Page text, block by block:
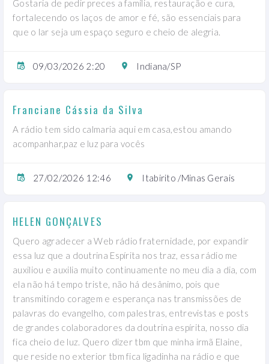
Gostaria de pedir preces a família, restauração e cura,
fortalecendo os laços de amor e fé, são essenciais para
que o lar seja um espaço seguro e cheio de alegria.
09/03/2026 2:20 Indiana/SP
Franciane Cássia da Silva
A rádio tem sido calmaria aqui em casa,estou amando
acompanhar,paz e luz para vocês
27/02/2026 12:46 Itabirito /Minas Gerais
HELEN GONÇALVES
Quero agradecer a Web rádio fraternidade, por expandir
essa luz que a doutrina Espírita nos traz, essa rádio me
auxiliou e auxilia muito continuamente no meu dia a dia, com
ela não há tempo triste, não há desânimo, pois que
transmitindo coragem e esperança nas transmissões de
palavras do evangelho, com palestras, entrevistas e posts
de grandes colaboradores da doutrina espírita, nosso dia
fica cheio de luz. Quero dizer tbm que minha irmã Elaine,
que reside no exterior tbm fica ligadinha na rádio e que